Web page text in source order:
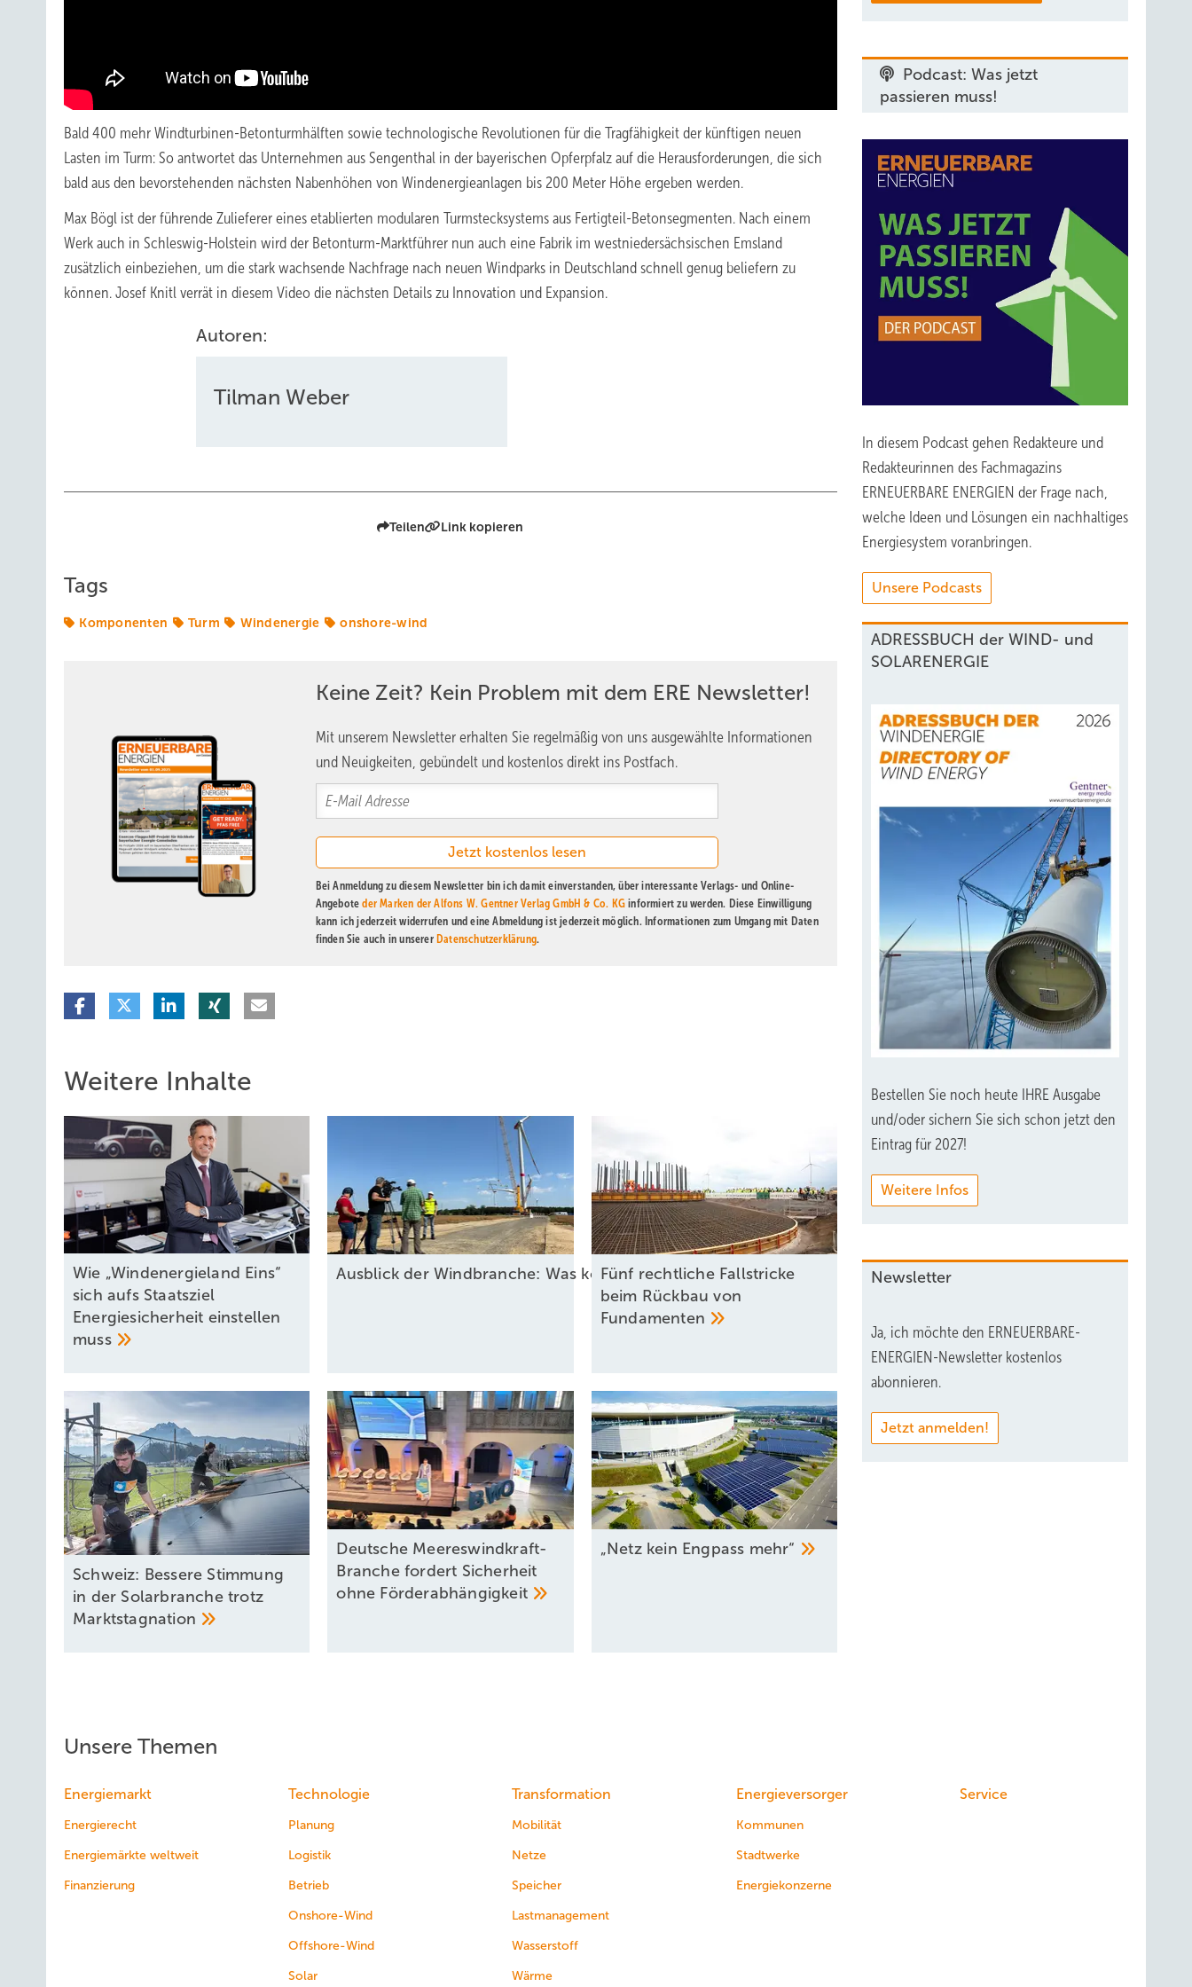
Bald 400 mehr Windturbinen-Betonturmhälften sowie technologische Revolutionen für die Tragfähigkeit der künftigen neuen
Lasten im Turm: So antwortet das Unternehmen aus Sengenthal in der bayerischen Opferpfalz auf die Herausforderungen, die sich
bald aus den bevorstehenden nächsten Nabenhöhen von Windenergieanlagen bis 200 Meter Höhe ergeben werden.
Max Bögl ist der führende Zulieferer eines etablierten modularen Turmstecksystems aus Fertigteil-Betonsegmenten. Nach einem
Werk auch in Schleswig-Holstein wird der Betonturm-Marktführer nun auch eine Fabrik im westniedersächsischen Emsland
zusätzlich einbeziehen, um die stark wachsende Nachfrage nach neuen Windparks in Deutschland schnell genug beliefern zu
können. Josef Knitl verrät in diesem Video die nächsten Details zu Innovation und Expansion.
Autoren:
Tilman Weber
Teilen Link kopieren
Tags
Komponenten Turm Windenergie onshore-wind
Keine Zeit? Kein Problem mit dem ERE Newsletter!
Mit unserem Newsletter erhalten Sie regelmäßig von uns ausgewählte Informationen
und Neuigkeiten, gebündelt und kostenlos direkt ins Postfach.
Bei Anmeldung zu diesem Newsletter bin ich damit einverstanden, über interessante Verlags- und Online-
Angeboteder Marken der Alfons W. Gentner Verlag GmbH & Co. KG informiert zu werden. Diese Einwilligung
kann ich jederzeit widerrufen und eine Abmeldung ist jederzeit möglich. Informationen zum Umgang mit Daten
finden Sie auch in unserer Datenschutzerklärung.
Weitere Inhalte
Wie „Windenergieland Eins“
sich aufs Staatsziel
Energiesicherheit einstellen
muss
Ausblick der Windbranche: Was kommt 2026?Fünf rechtliche Fallstricke
beim Rückbau von
Fundamenten
Schweiz: Bessere Stimmung
in der Solarbranche trotz
Marktstagnation
Deutsche Meereswindkraft-
Branche fordert Sicherheit
ohne Förderabhängigkeit
„Netz kein Engpass mehr“
Podcast: Was jetzt
passieren muss!
In diesem Podcast gehen Redakteure und
Redakteurinnen des Fachmagazins
ERNEUERBARE ENERGIEN der Frage nach,
welche Ideen und Lösungen ein nachhaltiges
Energiesystem voranbringen.
Unsere Podcasts
ADRESSBUCH der WIND- und
SOLARENERGIE
Bestellen Sie noch heute IHRE Ausgabe
und/oder sichern Sie sich schon jetzt den
Eintrag für 2027!
Weitere Infos
Newsletter
Ja, ich möchte den ERNEUERBARE-
ENERGIEN-Newsletter kostenlos
abonnieren.
Jetzt anmelden!
Unsere Themen
Energiemarkt
Energierecht
Energiemärkte weltweit
Finanzierung
Technologie
Planung
Logistik
Betrieb
Onshore-Wind
Offshore-Wind
Solar
Transformation
Mobilität
Netze
Speicher
Lastmanagement
Wasserstoff
Wärme
Energieversorger
Kommunen
Stadtwerke
Energiekonzerne
Service